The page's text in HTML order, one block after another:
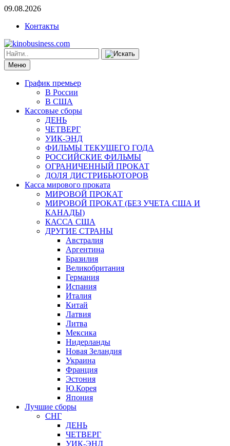
09.08.2026
Контакты
Меню
График премьер
В России
В США
Кассовые сборы
ДЕНЬ
ЧЕТВЕРГ
УИК-ЭНД
ФИЛЬМЫ ТЕКУЩЕГО ГОДА
РОССИЙСКИЕ ФИЛЬМЫ
ОГРАНИЧЕННЫЙ ПРОКАТ
ДОЛЯ ДИСТРИБЬЮТОРОВ
Касса мирового проката
МИРОВОЙ ПРОКАТ
МИРОВОЙ ПРОКАТ (БЕЗ УЧЕТА США И
КАНАДЫ)
КАССА США
ДРУГИЕ СТРАНЫ
Австралия
Аргентина
Бразилия
Великобритания
Германия
Испания
Италия
Китай
Латвия
Литва
Мексика
Нидерланды
Новая Зеландия
Украина
Франция
Эстония
Ю.Корея
Япония
Лучшие сборы
СНГ
ДЕНЬ
ЧЕТВЕРГ
УИК-ЭНД